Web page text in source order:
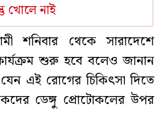
খোলে নাই
শনিবার থেকে সারাদেশে
শুরু হবে বলেও জানান
যেন এই রোগের চিকিৎসা দিতে
ডেঙ্গু প্রোটোকলের উপর